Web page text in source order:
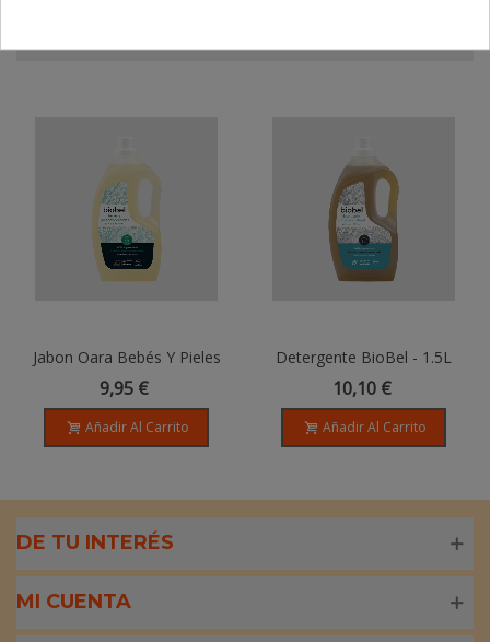
Jabon Oara Bebés Y Pieles
Sensibles BioBel - 1.5L
9,95 €
Añadir Al Carrito
Detergente BioBel - 1.5L
10,10 €
Añadir Al Carrito
DE TU INTERÉS
MI CUENTA